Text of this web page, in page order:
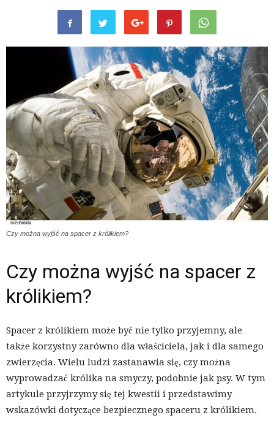
Czy można wyjść na spacer z królikiem?
Czy można wyjść na spacer z
królikiem?
Spacer z królikiem może być nie tylko przyjemny, ale
także korzystny zarówno dla właściciela, jak i dla samego
zwierzęcia. Wielu ludzi zastanawia się, czy można
wyprowadzać królika na smyczy, podobnie jak psy. W tym
artykule przyjrzymy się tej kwestii i przedstawimy
wskazówki dotyczące bezpiecznego spaceru z królikiem.